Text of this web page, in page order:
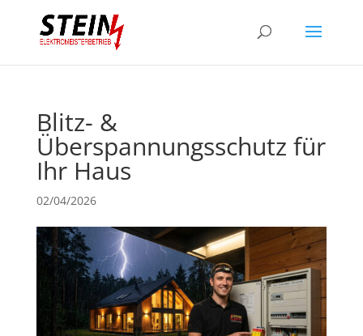
Blitz- &
Überspannungsschutz für
Ihr Haus
02/04/2026